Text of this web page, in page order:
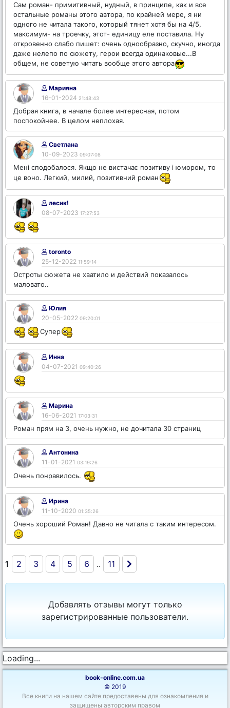
Сам роман- примитивный, нудный, в принципе, как и все
остальные романы этого автора, по крайней мере, я ни
одного не читала такого, который тянет хотя бы на 4/5,
максимум- на троечку, этот- единицу еле поставила. Ну
откровенно слабо пишет: очень однообразно, скучно, иногда
даже нелепо по сюжету, герои всегда одинаковые...В
общем, не советую читать вообще этого автора
Марияна
16-01-2024 21:48:43
Добрая книга, в начале более интересная, потом
поспокойнее. В целом неплохая.
Светлана
10-09-2023 09:07:08
Мені сподобалося. Якщо не вистачає позитиву і юмором, то
це воно. Легкий, милий, позитивний роман
лесик!
08-07-2023 17:27:53
toronto
25-12-2022 11:59:14
Остроты сюжета не хватило и действий показалось
маловато..
Юлия
20-05-2022 09:20:01
Супер
Инна
04-07-2021 09:40:26
Марина
16-06-2021 17:03:31
Роман прям на 3, очень нужно, не дочитала 30 страниц
Антонина
11-01-2021 03:19:26
Очень понравилось.
Ирина
11-10-2020 01:35:26
Очень хороший Роман! Давно не читала с таким интересом.
1 2 3 4 5 6 .. 11
Добавлять отзывы могут только
зарегистрированные пользователи.
Loading...
book-online.com.ua
© 2019
Все книги на нашем сайте предоставены для ознакомления и
защищены авторским правом